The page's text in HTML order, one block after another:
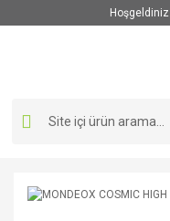
Hoşgeldiniz